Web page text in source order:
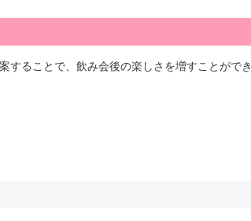
することで、飲み会後の楽しさを増すことができ